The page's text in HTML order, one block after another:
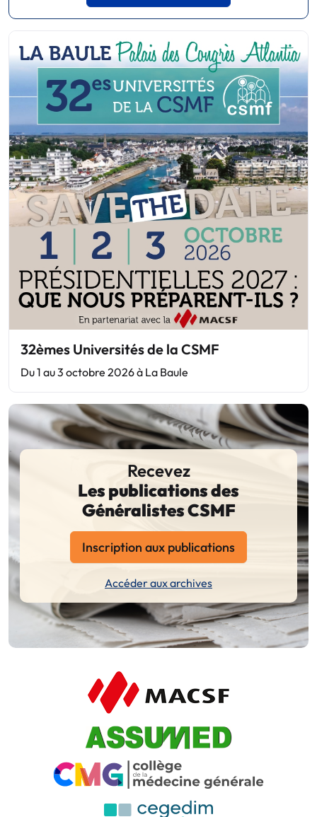
32èmes Universités de la CSMF
Du 1 au 3 octobre 2026 à La Baule
Recevez
Les publications des
Généralistes CSMF
Inscription aux publications
Accéder aux archives